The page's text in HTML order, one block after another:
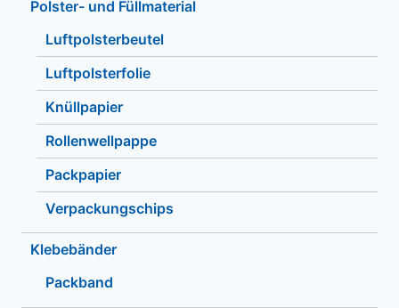
Polster- und Füllmaterial
Luftpolsterbeutel
Luftpolsterfolie
Knüllpapier
Rollenwellpappe
Packpapier
Verpackungschips
Klebebänder
Packband